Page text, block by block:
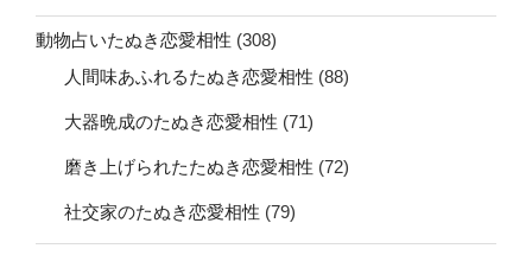
動物占いたぬき恋愛相性 (308)
人間味あふれるたぬき恋愛相性 (88)
大器晩成のたぬき恋愛相性 (71)
磨き上げられたたぬき恋愛相性 (72)
社交家のたぬき恋愛相性 (79)